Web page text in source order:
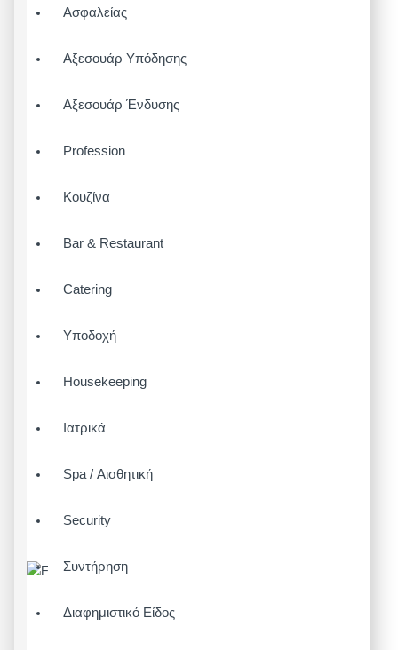
Ασφαλείας
Αξεσουάρ Υπόδησης
Αξεσουάρ Ένδυσης
Profession
Κουζίνα
Bar & Restaurant
Catering
Υποδοχή
Housekeeping
Ιατρικά
Spa / Αισθητική
Security
Συντήρηση
Διαφημιστικό Είδος